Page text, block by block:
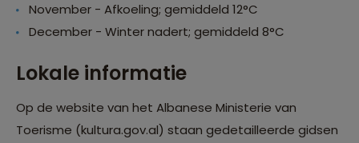
November - Afkoeling; gemiddeld 12°C
December - Winter nadert; gemiddeld 8°C
Lokale informatie
Op de website van het Albanese Ministerie van
Toerisme (kultura.gov.al) staan gedetailleerde gidsen